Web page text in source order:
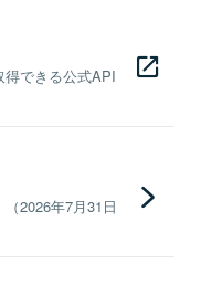
できる公式API
2026年7月31日